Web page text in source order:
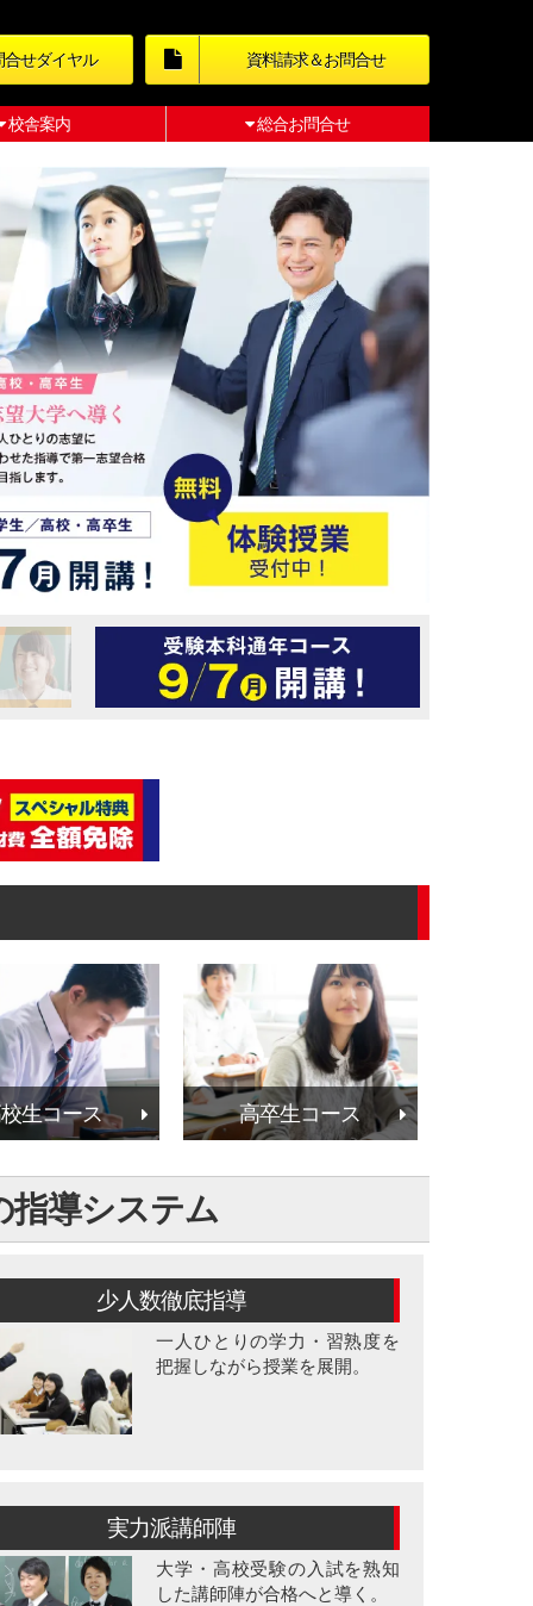
合せダイヤル 資料請求＆お問合せ
校舎案内 総合お問合せ
生コース 高卒生コース
指導システム
少人数徹底指導
一人ひとりの学力・習熟度を
把握しながら授業を展開。
実力派講師陣
大学・高校受験の入試を熟知
した講師陣が合格へと導く。